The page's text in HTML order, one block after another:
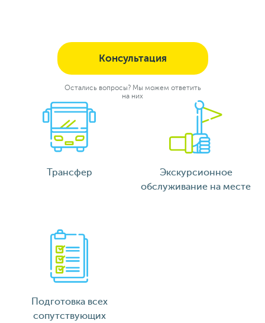
Консультация
Остались вопросы? Мы можем ответить
на них
Трансфер
Экскурсионное
обслуживание на месте
Подготовка всех
сопутствующих